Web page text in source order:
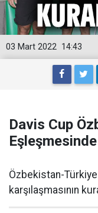
14:43
03 Mart 2022
Davis Cup
Özbekistan-
karşılaşmasının